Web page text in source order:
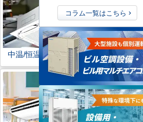
中温/恒温用エアコン 農業
コラム一覧はこちら